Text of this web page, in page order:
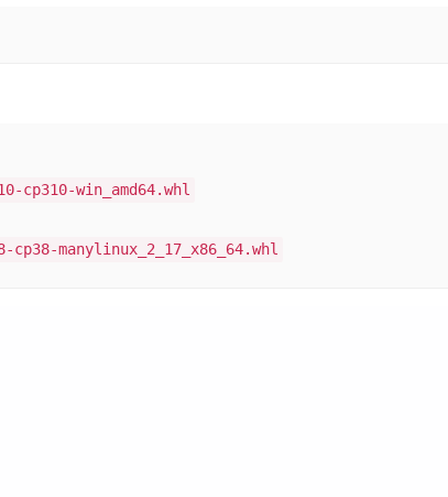
win_amd64.whl
manylinux_2_17_x86_64.whl